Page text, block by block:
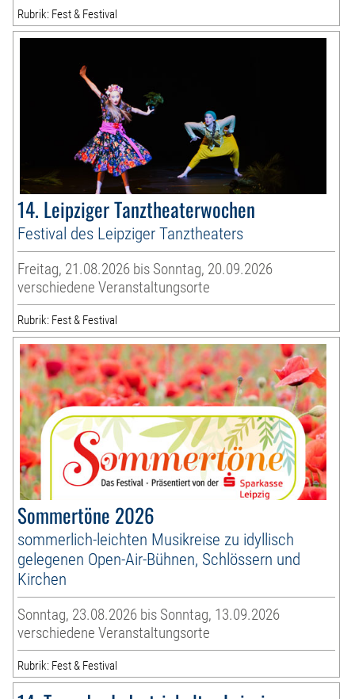
Rubrik: Fest & Festival
14. Leipziger Tanztheaterwochen
Festival des Leipziger Tanztheaters
Freitag, 21.08.2026 bis Sonntag, 20.09.2026
verschiedene Veranstaltungsorte
Rubrik: Fest & Festival
Sommertöne 2026
sommerlich-leichten Musikreise zu idyllisch
gelegenen Open-Air-Bühnen, Schlössern und
Kirchen
Sonntag, 23.08.2026 bis Sonntag, 13.09.2026
verschiedene Veranstaltungsorte
Rubrik: Fest & Festival